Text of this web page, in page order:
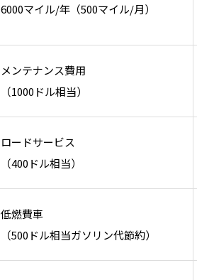
6000マイル/年（500マイル/月）
メンテナンス費用
（1000ドル相当）
ロードサービス
（400ドル相当）
低燃費車
（500ドル相当ガソリン代節約）